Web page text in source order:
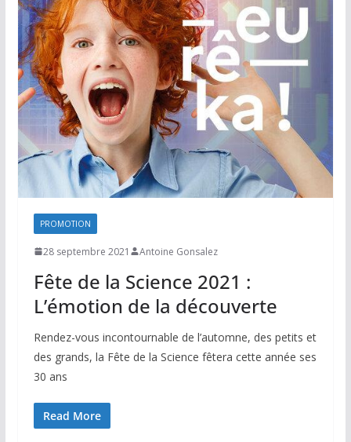
PROMOTION
28 septembre 2021 Antoine Gonsalez
Fête de la Science 2021 :
L’émotion de la découverte
Rendez-vous incontournable de l’automne, des petits et
des grands, la Fête de la Science fêtera cette année ses
30 ans
Read More